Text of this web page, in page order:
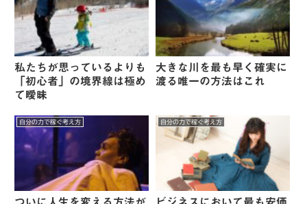
私たちが思っているよりも
「初心者」の境界線は極め
て曖昧
大きな川を最も早く確実に
渡る唯一の方法はこれ
自分の力で稼ぐ考え方 自分の力で稼ぐ考え方